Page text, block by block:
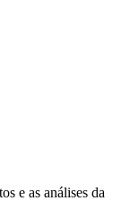
e as análises da